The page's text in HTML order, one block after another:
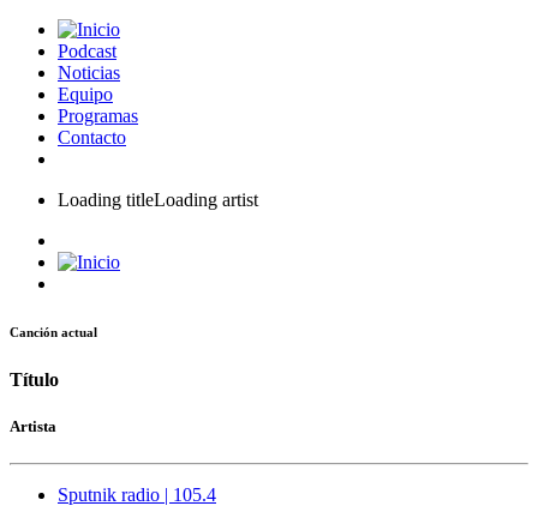
Podcast
Noticias
Equipo
Programas
Contacto
Loading titleLoading artist
Canción actual
Título
Artista
Sputnik radio | 105.4